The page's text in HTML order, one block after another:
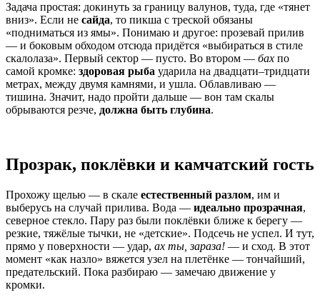
Задача простая: докинуть за границу валунов, туда, где «тянет
вниз». Если не сайда, то пикша с треской обязаны
«подниматься из ямы». Понимаю и другое: прозевай прилив
— и боковым обходом отсюда придётся «выбираться в стиле
скалолаза». Первый сектор — пусто. Во втором — бах по
самой кромке: здоровая рыба ударила на двадцати–тридцати
метрах, между двумя камнями, и ушла. Облавливаю —
тишина. Значит, надо пройти дальше — вон там скалы
обрываются резче, должна быть глубина.
Прозрак, поклёвки и камчатский гость
Прохожу щелью — в скале естественный разлом, им и
выберусь на случай прилива. Вода — идеально прозрачная,
северное стекло. Пару раз были поклёвки ближе к берегу —
резкие, тяжёлые тычки, не «детские». Подсечь не успел. И тут,
прямо у поверхности — удар, ах ты, зараза! — и сход. В этот
момент «как назло» вяжется узел на плетёнке — тончайший,
предательский. Пока разбираю — замечаю движение у
кромки.